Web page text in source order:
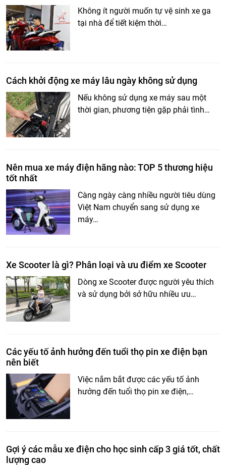
Không ít người muốn tự vệ sinh xe ga
tại nhà để tiết kiệm thời…
Cách khởi động xe máy lâu ngày không sử dụng
Nếu không sử dụng xe máy sau một
thời gian, phương tiện gặp phải tình…
Nên mua xe máy điện hãng nào: TOP 5 thương hiệu
tốt nhất
Càng ngày càng nhiều người tiêu dùng
Việt Nam chuyển sang sử dụng xe
máy…
Xe Scooter là gì? Phân loại và ưu điểm xe Scooter
Dòng xe Scooter được người yêu thích
và sử dụng bởi sở hữu nhiều ưu…
Các yếu tố ảnh hưởng đến tuổi thọ pin xe điện bạn
nên biết
Việc nắm bắt được các yếu tố ảnh
hưởng đến tuổi thọ pin xe điện,…
Gợi ý các mẫu xe điện cho học sinh cấp 3 giá tốt, chất
lượng cao